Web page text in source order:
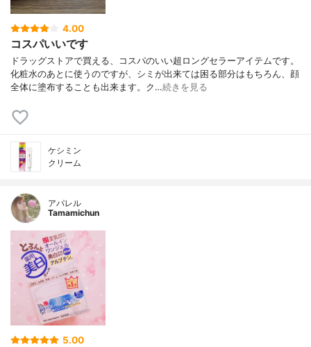
4.00
コスパいいです
ドラッグストアで買える、コスパのいい超ロングセラーアイテムです。
化粧水のあとに使うのですが、シミが出来ては困る部分はもちろん、顔
全体に塗布することも出来ます。ク…続きを見る
ケシミン
クリーム
アパレル
Tamamichun
5.00